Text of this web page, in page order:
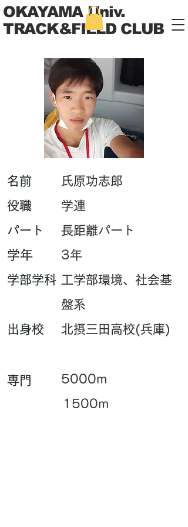
OKAYAMA Univ.
TRACK&FIELD CLUB
​名前
氏原功志郎
​役職
学連
パート
学年
長距離パート
3年
​学部学科 工学部環境、社会基
盤系
​出身校
北摂三田高校(兵庫)
専門
5000m
1500m